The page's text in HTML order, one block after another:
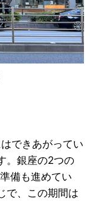
できあがってい
。銀座の2つの
備も進めてい
で、この期間は